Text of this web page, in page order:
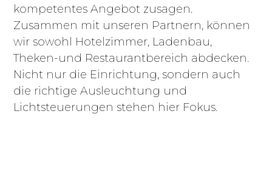
kompetentes Angebot zusagen.
Zusammen mit unseren Partnern, können
wir sowohl Hotelzimmer, Ladenbau,
Theken-und Restaurantbereich abdecken.
Nicht nur die Einrichtung, sondern auch
die richtige Ausleuchtung und
Lichtsteuerungen stehen hier Fokus.